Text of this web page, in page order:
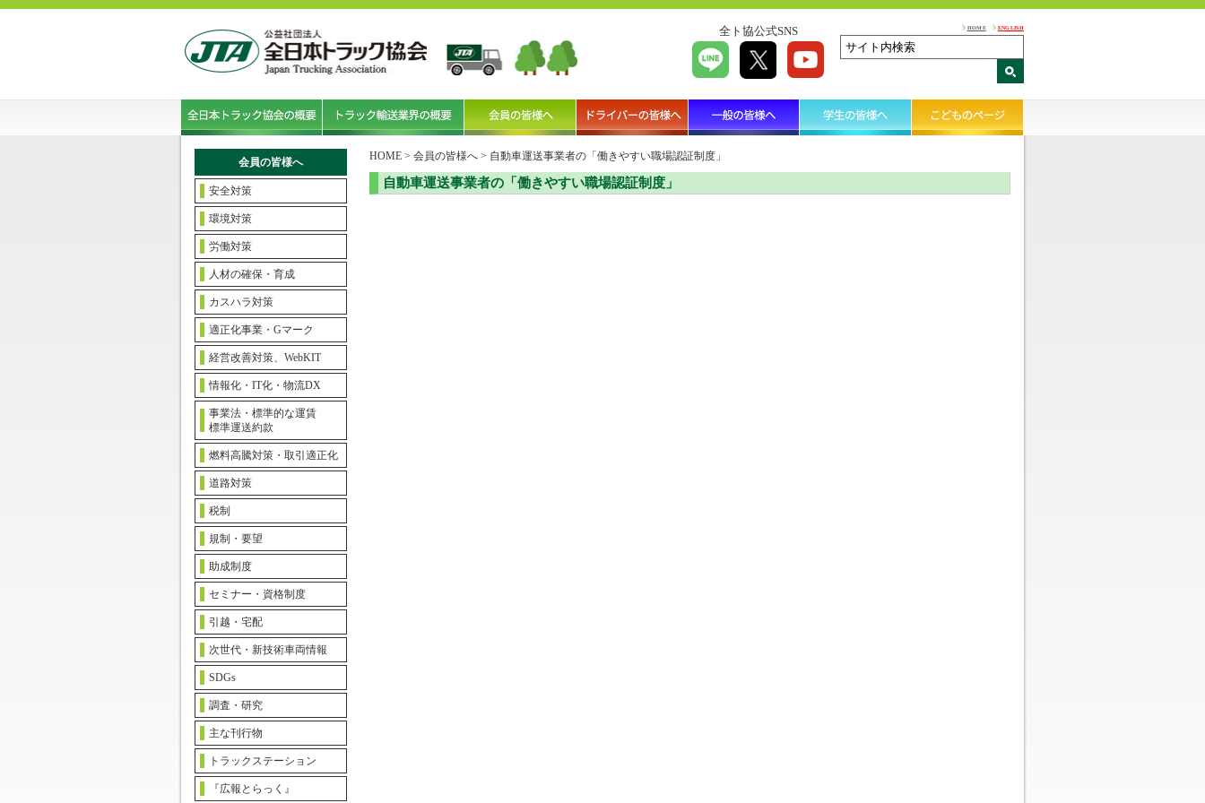
全ト協公式SNS HOME ENGLISH
会員の皆様へ
安全対策
環境対策
労働対策
人材の確保・育成
カスハラ対策
適正化事業・Gマーク
経営改善対策、WebKIT
情報化・IT化・物流DX
事業法・標準的な運賃
標準運送約款
燃料高騰対策・取引適正化
道路対策
税制
規制・要望
助成制度
セミナー・資格制度
引越・宅配
次世代・新技術車両情報
SDGs
調査・研究
主な刊行物
トラックステーション
『広報とらっく』
HOME > 会員の皆様へ > 自動車運送事業者の「働きやすい職場認証制度」
自動車運送事業者の「働きやすい職場認証制度」